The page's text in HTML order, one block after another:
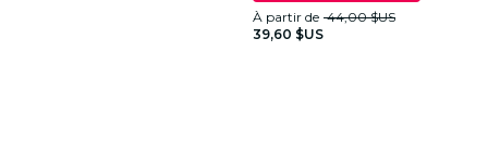
À partir de 44,00 $US
39,60 $US